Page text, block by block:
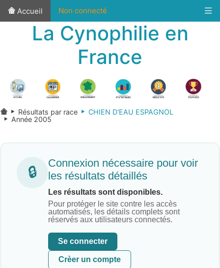
Accueil Non connecté
La Cynophilie en
France
Résultats par race
CHIEN D'EAU ESPAGNOL
Année 2005
🔒
Connexion nécessaire pour voir
les résultats détaillés
Les résultats sont disponibles.
Pour protéger le site contre les accès
automatisés, les détails complets sont
réservés aux utilisateurs connectés.
Se connecter
Crèer un compte